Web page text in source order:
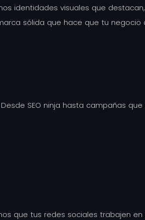
identidades visuales que
sólida que hace que tu
SEO ninja hasta campañas
que tus redes sociales trabajen